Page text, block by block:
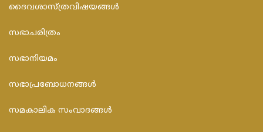
ദൈവശാസ്ത്രവിഷയങ്ങള്‍
സഭാചരിത്രം
സഭാനിയമം
സഭാപ്രബോധനങ്ങള്‍
സമകാലിക സംവാദങ്ങൾ